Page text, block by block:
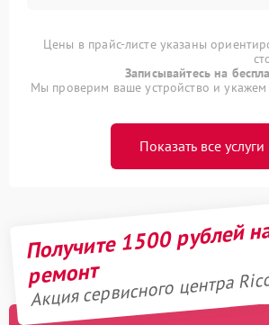
Цены в прайс-листе указаны
Записывайтесь на
Мы проверим ваше устройство и укажем
Показать все услуги
Получите 1500 рублей
ремонт
Акция сервисного центра